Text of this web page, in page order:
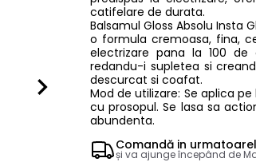
catifelare de durata.
Balsamul Gloss Absolu
o formula cremoasa, fina,
electrizare pana la 100 de
redandu-i supletea si
descurcat si coafat.
Mod de utilizare: Se aplica
cu prosopul. Se lasa sa
abundenta.
Comandă in
și va ajunge începând de